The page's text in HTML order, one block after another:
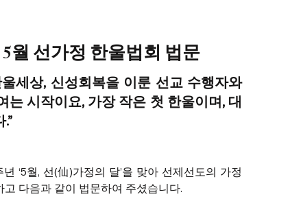
월 선가정 한울법회 법문
세상, 신성회복을 이룬 선교 수행자와
시작이요, 가장 작은 첫 한울이며, 대
년 ‘5월, 선(仙)가정의 달’을 맞아 선제선도의 가정
다음과 같이 법문하여 주셨습니다.